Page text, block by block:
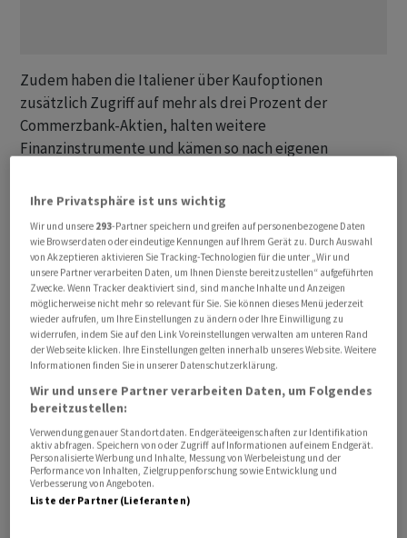
Zudem haben die Italiener über Kaufoptionen
zusätzlich Zugriff auf mehr als drei Prozent der
Commerzbank-Aktien, halten weitere
Finanzinstrumente und kämen so nach eigenen
Commerzbank-Aktien kaufen, steht dabei aber unter
Beobachtung der Finanzaufsicht. Mit dem
aufgestockten Anteil ist eine Commerzbank-
Übernahme wahrscheinlicher geworden.
Mit Stand 19. Juni hatte die Unicredit bereits einen
Anteil von rund 40 Prozent an der Commerzbank
gemeldet plus Finanzinstrumente. Schon zuletzt hatte
die Unicredit mit einer Absetzung des Commerzbank-
Managements auf der nächsten Hauptversammlung im
Frühjahr 2027 gedroht, sollte sie genug Aktionäre hinter
sich bringen.
Ihre Privatsphäre ist uns wichtig
Wir und unsere 293-Partner speichern und greifen auf personenbezogene Daten
wie Browserdaten oder eindeutige Kennungen auf Ihrem Gerät zu. Durch Auswahl
von Akzeptieren aktivieren Sie Tracking-Technologien für die unter „Wir und
unsere Partner verarbeiten Daten, um Ihnen Dienste bereitzustellen“ aufgeführten
Zwecke. Wenn Tracker deaktiviert sind, sind manche Inhalte und Anzeigen
möglicherweise nicht mehr so relevant für Sie. Sie können dieses Menü jederzeit
wieder aufrufen, um Ihre Einstellungen zu ändern oder Ihre Einwilligung zu
widerrufen, indem Sie auf den Link Voreinstellungen verwalten am unteren Rand
der Webseite klicken. Ihre Einstellungen gelten innerhalb unseres Website. Weitere
Informationen finden Sie in unserer Datenschutzerklärung.
Wir und unsere Partner verarbeiten Daten, um Folgendes
bereitzustellen:
Verwendung genauer Standortdaten. Endgeräteeigenschaften zur Identifikation
aktiv abfragen. Speichern von oder Zugriff auf Informationen auf einem Endgerät.
Personalisierte Werbung und Inhalte, Messung von Werbeleistung und der
Performance von Inhalten, Zielgruppenforschung sowie Entwicklung und
Verbesserung von Angeboten.
Liste der Partner (Lieferanten)